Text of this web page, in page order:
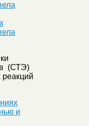
(СТЭ)
и